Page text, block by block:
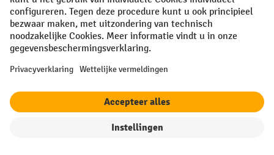
Sorteren op
Informatie